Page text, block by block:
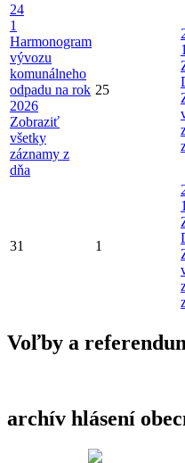
24
1
Harmonogram
vývozu
komunálneho
odpadu na rok
2026
Zobraziť
všetky
záznamy z
dňa
25
1
31 1
1
Voľby a
archív hlásení